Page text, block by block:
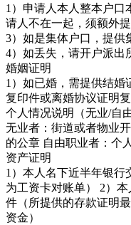
1）申请人本人整本户口
请人不在一起，须额外
3）如是集体户口，提供
4）如丢失，请开户派出
婚姻证明
1）如已婚，需提供结婚
复印件或离婚协议证明
个人情况说明（无业/自
无业者：街道或者物业
的公章 自由职业者：个
资产证明
1）本人名下近半年银行
为工资卡对账单） 2）
件（所提供的存款证明
资金）